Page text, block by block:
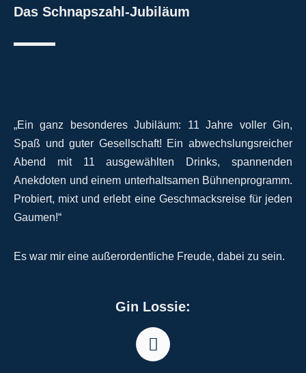
Das Schnapszahl-Jubiläum
„Ein ganz besonderes Jubiläum: 11 Jahre voller Gin,
Spaß und guter Gesellschaft! Ein abwechslungsreicher
Abend mit 11 ausgewählten Drinks, spannenden
Anekdoten und einem unterhaltsamen Bühnenprogramm.
Probiert, mixt und erlebt eine Geschmacksreise für jeden
Gaumen!“
Es war mir eine außerordentliche Freude, dabei zu sein.
Gin Lossie: